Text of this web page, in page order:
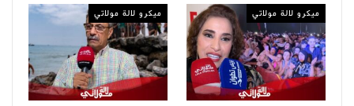
ميكرو لالة مولاتي ميكرو لالة مولاتي